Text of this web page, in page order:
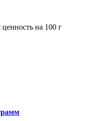
на 100 г